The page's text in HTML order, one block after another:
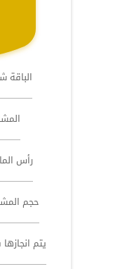
الباقة
رأس المال
حجم
يتم انجازها في 14 يوم